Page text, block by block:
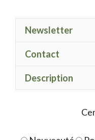
Black
and
Newsletter
Contact
Description